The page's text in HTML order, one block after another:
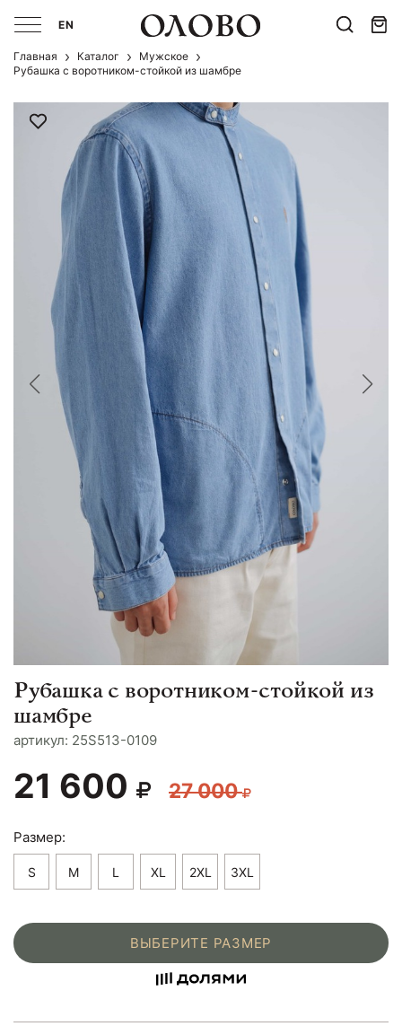
EN
Главная Каталог
Мужcкое
Рубашка с воротником-стойкой из шамбре
Рубашка с воротником-стойкой из
шамбре
aртикул: 25S513-0109
21 600 27 000
Размер:
S M L XL 2XL 3XL
ВЫБЕРИТЕ РАЗМЕР